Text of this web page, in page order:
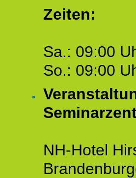
Zeiten:
Sa.: 09:00
So.: 09:00
NH-Hotel